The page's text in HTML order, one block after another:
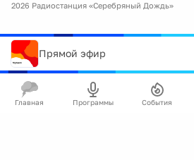
2026 Радиостанция «Серебряный Дождь»
Прямой эфир
Главная Программы События